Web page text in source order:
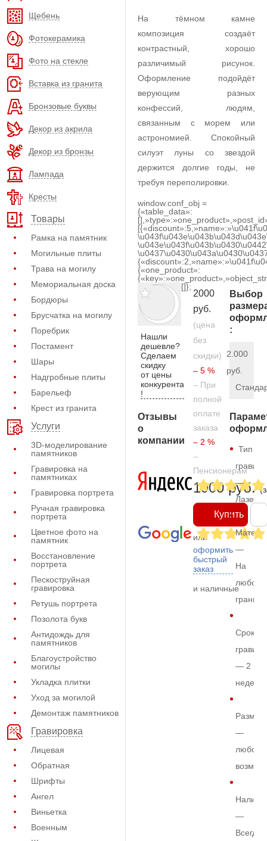
Щебень
Фотокерамика
Фото на стекле
Вставка из гранита
Бронзовые буквы
Декор из акрила
Декор из бронзы
Лампада
Кресты
Товары
Рамка на памятник
Могильные плиты
Трава на могилу
Мемориальная доска
Бордюры
Брусчатка на могилу
Поребрик
Постамент
Шары
Надгробные плиты
Барельеф
Крест из гранита
Услуги
3D-моделирование
памятников
Гравировка на
памятниках
Гравировка портрета
Ручная гравировка
портрета
Цветное фото на
памятник
Восстановление
портрета
Пескоструйная
гравировка
Ретушь портрета
Позолота букв
Антидождь для
памятников
Благоустройство
могилы
Укладка плитки
Уход за могилой
Демонтаж памятников
Гравировка
Лицевая
Обратная
Шрифты
Ангел
Виньетка
Военным
На тёмном камне
композиция создаёт
контрастный, хорошо
различимый рисунок.
Оформление подойдёт
верующим разных
конфессий, людям,
связанным с морем или
астрономией. Спокойный
силуэт луны со звездой
держится долгие годы, не
требуя переполировки.
window.conf_obj =
{«table_data»:
{«one_product»:
[]};
Нашли
дешевле?
Сделаем
скидку
от цены
конкурента
!
Отзывы
о
компании
2000
руб.
(цена
без
скидки)
– 5 %
– При
полной
оплате
заказа
– 2 %
–
Пенсионерам
1900 руб.
Купить
или
оформить
быстрый
заказ
и наличные
Выбор
:
2.000
руб.
Тип
—
—
На
любом
граните
Срок
— 2
недели
Размер
—
любой
—
Всегда